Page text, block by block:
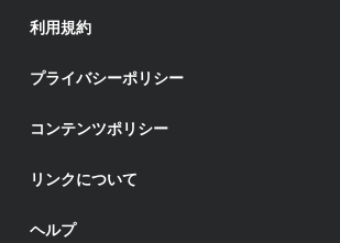
利用規約
プライバシーポリシー
コンテンツポリシー
リンクについて
ヘルプ